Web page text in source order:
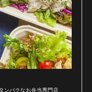
ンパクなお弁当専門店